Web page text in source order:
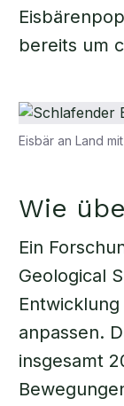
bereits um
Eisbär an Land
Wie
Ein
Geological
anpassen.
insgesamt